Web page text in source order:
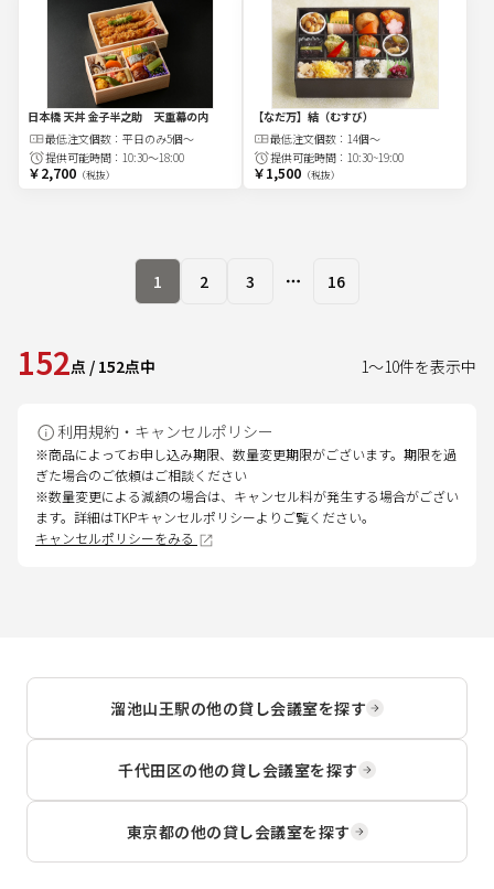
日本橋 天丼 金子半之助 天重幕の内
最低注文個数： 平日のみ5個～
提供可能時間： 10:30～18:00
￥2,700（税抜）
【なだ万】結（むすび）
最低注文個数： 14個～
提供可能時間： 10:30~19:00
￥1,500（税抜）
1 2 3 More pages
16
152点 / 152点中 1～10件を表示中
利用規約・キャンセルポリシー
※商品によってお申し込み期限、数量変更期限がございます。期限を過
ぎた場合のご依頼はご相談ください
※数量変更による減額の場合は、キャンセル料が発生する場合がござい
ます。詳細はTKPキャンセルポリシーよりご覧ください。
キャンセルポリシーをみる
溜池山王駅の他の貸し会議室を探す
千代田区の他の貸し会議室を探す
東京都の他の貸し会議室を探す